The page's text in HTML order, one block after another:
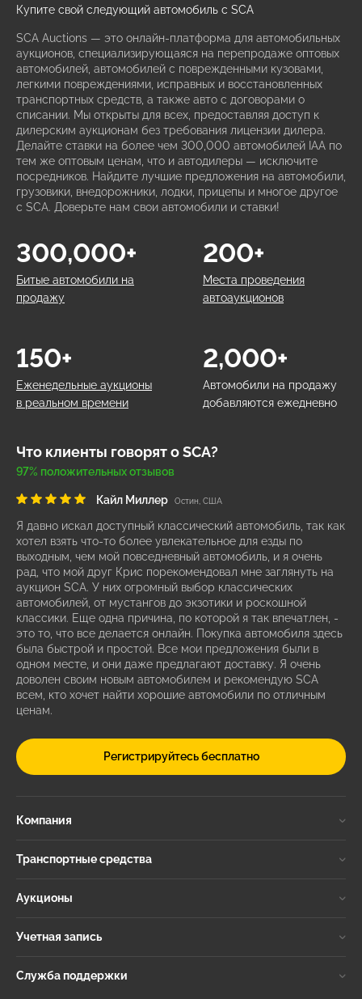
Купите свой следующий автомобиль с SCA
SCA Auctions — это онлайн-платформа для автомобильных
аукционов, специализирующаяся на перепродаже оптовых
автомобилей, автомобилей с поврежденными кузовами,
легкими повреждениями, исправных и восстановленных
транспортных средств, а также авто с договорами о
списании. Мы открыты для всех, предоставляя доступ к
дилерским аукционам без требования лицензии дилера.
Делайте ставки на более чем 300,000 автомобилей IAA по
тем же оптовым ценам, что и автодилеры — исключите
посредников. Найдите лучшие предложения на автомобили,
грузовики, внедорожники, лодки, прицепы и многое другое
с SCA. Доверьте нам свои автомобили и ставки!
Битые автомобили на
продажу
300,000+
Места проведения
автоаукционов
200+
Еженедельные аукционы
в реальном времени
150+
Автомобили на продажу
добавляются ежедневно
2,000+
Что клиенты говорят о SCA?
97% положительных отзывов
Кайл Миллер Остин, США
Я давно искал доступный классический автомобиль, так как
хотел взять что-то более увлекательное для езды по
выходным, чем мой повседневный автомобиль, и я очень
рад, что мой друг Крис порекомендовал мне заглянуть на
аукцион SCA. У них огромный выбор классических
автомобилей, от мустангов до экзотики и роскошной
классики. Еще одна причина, по которой я так впечатлен, -
это то, что все делается онлайн. Покупка автомобиля здесь
была быстрой и простой. Все мои предложения были в
одном месте, и они даже предлагают доставку. Я очень
доволен своим новым автомобилем и рекомендую SCA
всем, кто хочет найти хорошие автомобили по отличным
ценам.
Регистрируйтесь бесплатно
Компания
Транспортные средства
Аукционы
Учетная запись
Служба поддержки